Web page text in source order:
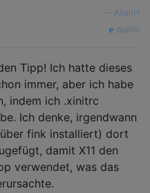
AllenH
quelle
Tipp! Ich hatte dieses
immer, aber ich habe
indem ich .xinitrc
Ich denke, irgendwann
fink installiert) dort
damit X11 den
verwendet, was das